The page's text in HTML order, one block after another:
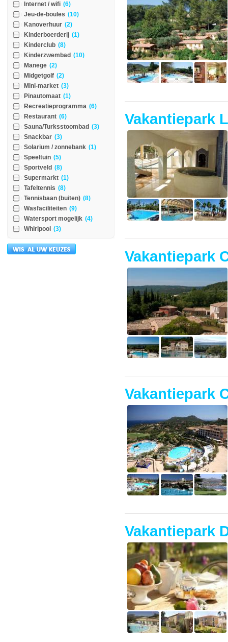
Internet / wifi (6)
Jeu-de-boules (10)
Kanoverhuur (2)
Kinderboerderij (1)
Kinderclub (8)
Kinderzwembad (10)
Manege (2)
Midgetgolf (2)
Mini-market (3)
Pinautomaat (1)
Recreatieprogramma (6)
Restaurant (6)
Sauna/Turksstoombad (3)
Snackbar (3)
Solarium / zonnebank (1)
Speeltuin (5)
Sportveld (8)
Supermarkt (1)
Tafeltennis (8)
Tennisbaan (buiten) (8)
Wasfaciliteiten (9)
Watersport mogelijk (4)
Whirlpool (3)
Vakantiepark
Vakantiepark
Vakantiepark
Vakantiepark